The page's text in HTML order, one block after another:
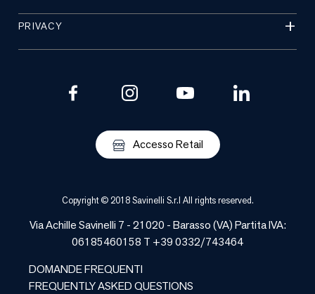
PRIVACY
Accesso Retail
Copyright © 2018 Savinelli S.r.l All rights reserved.
Via Achille Savinelli 7 - 21020 -Barasso(VA) Partita IVA:
06185460158 T +39 0332/743464
DOMANDE FREQUENTI
FREQUENTLY ASKED QUESTIONS